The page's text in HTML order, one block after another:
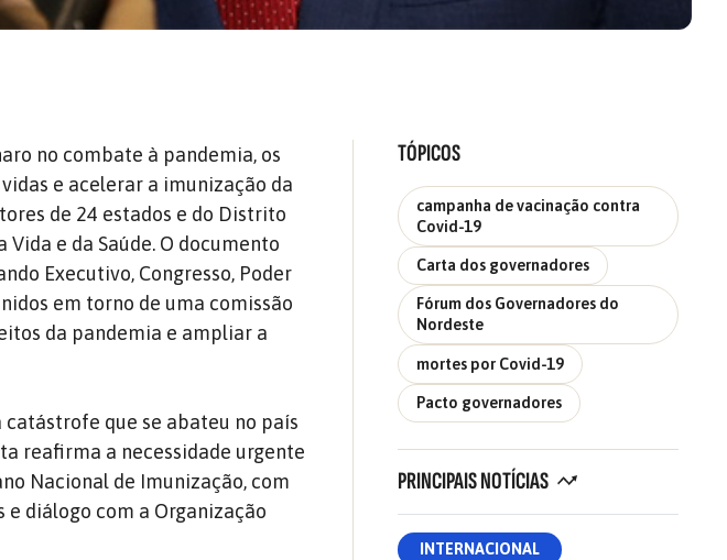
no combate à pandemia, os
e acelerar a imunização da
de 24 estados e do Distrito
e da Saúde. O documento
Executivo, Congresso, Poder
em torno de uma comissão
da pandemia e ampliar a
que se abateu no país
reafirma a necessidade urgente
Nacional de Imunização, com
diálogo com a Organização
TÓPICOS
campanha de vacinação contra
Covid-19
Carta dos governadores
Fórum dos Governadores do
Nordeste
mortes por Covid-19
Pacto governadores
PRINCIPAIS NOTÍCIAS
INTERNACIONAL